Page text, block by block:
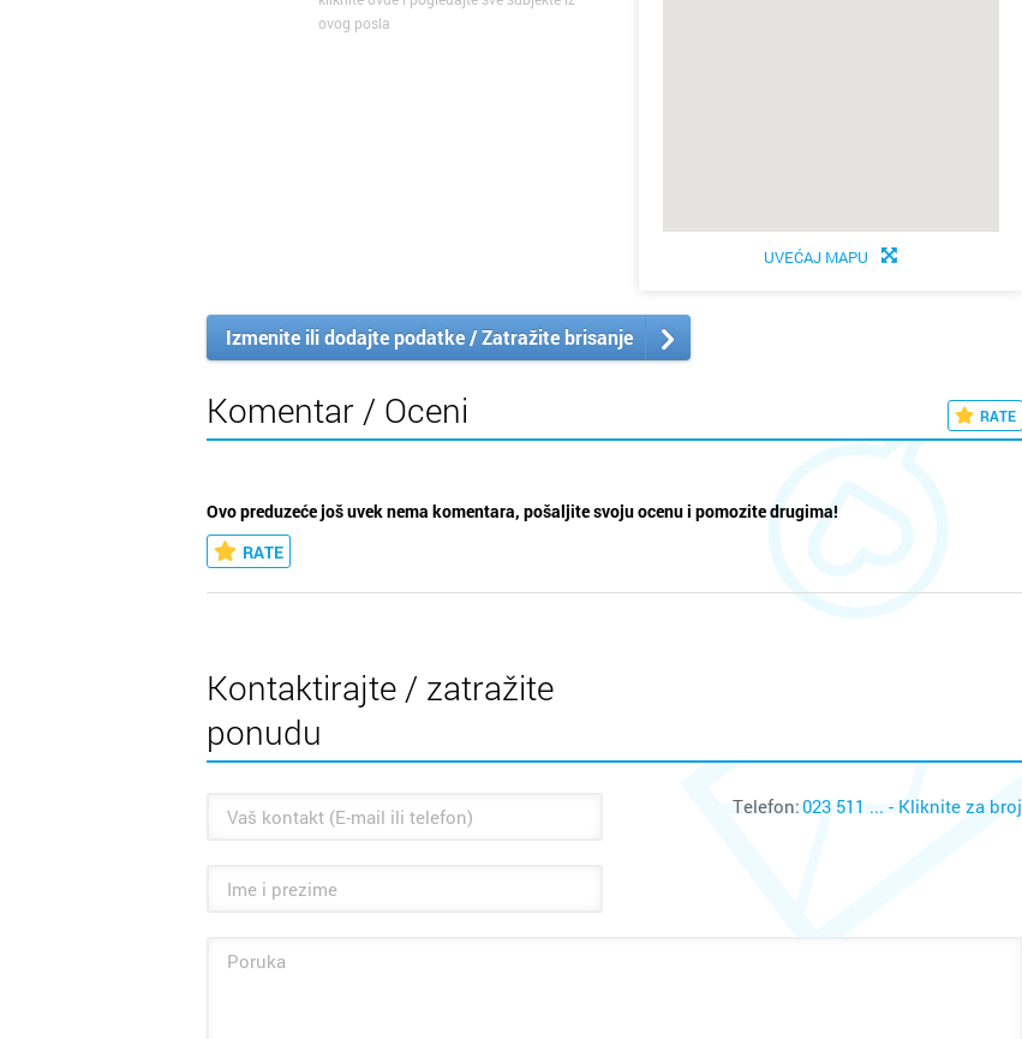
ovog posla
UVEĆAJ MAPU
Izmenite ili dodajte podatke / Zatražite brisanje
Komentar / Oceni RATE
Ovo preduzeće još uvek nema komentara, pošaljite svoju ocenu i pomozite drugima!
RATE
Kontaktirajte / zatražite
ponudu
Telefon:023 511 ... - Kliknite za broj